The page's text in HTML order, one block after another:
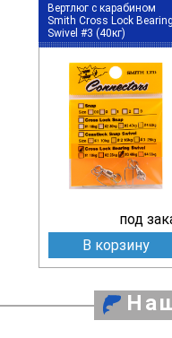
Вертлюг с карабином
Smith Cross Lock Bearing
Swivel #3 (40кг)
под
В корзину